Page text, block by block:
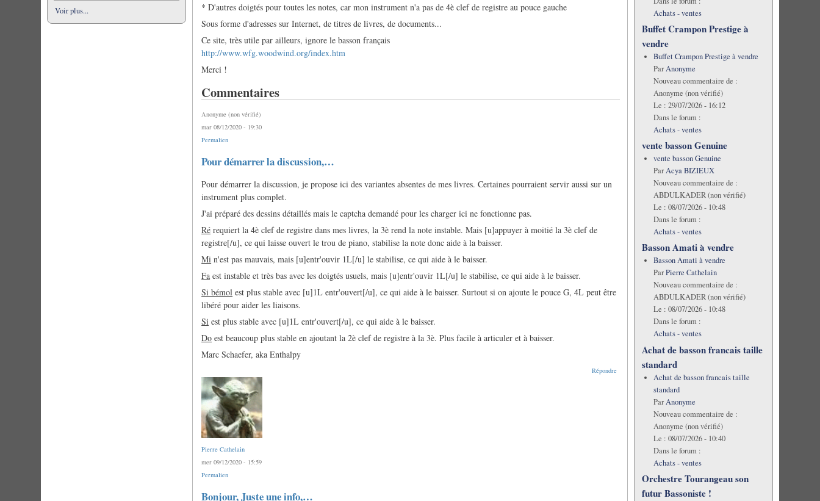
* D'autres doigtés pour toutes les notes, car mon instrument n'a pas de 4è clef de registre au pouce gauche
Sous forme d'adresses sur Internet, de titres de livres, de documents...
Ce site, très utile par ailleurs, ignore le basson français
http://www.wfg.woodwind.org/index.htm
Merci !
Commentaires
Anonyme (non vérifié)
mar 08/12/2020 - 19:30
Permalien
Pour démarrer la discussion,…
Pour démarrer la discussion, je propose ici des variantes absentes de mes livres. Certaines pourraient servir aussi sur un
instrument plus complet.
J'ai préparé des dessins détaillés mais le captcha demandé pour les charger ici ne fonctionne pas.
Ré requiert la 4è clef de registre dans mes livres, la 3è rend la note instable. Mais [u]appuyer à moitié la 3è clef de
registre[/u], ce qui laisse ouvert le trou de piano, stabilise la note donc aide à la baisser.
Mi n'est pas mauvais, mais [u]entr'ouvir 1L[/u] le stabilise, ce qui aide à le baisser.
Fa est instable et très bas avec les doigtés usuels, mais [u]entr'ouvir 1L[/u] le stabilise, ce qui aide à le baisser.
Si bémol est plus stable avec [u]1L entr'ouvert[/u], ce qui aide à le baisser. Surtout si on ajoute le pouce G, 4L peut être
libéré pour aider les liaisons.
Si est plus stable avec [u]1L entr'ouvert[/u], ce qui aide à le baisser.
Do est beaucoup plus stable en ajoutant la 2è clef de registre à la 3è. Plus facile à articuler et à baisser.
Marc Schaefer, aka Enthalpy
Répondre
Pierre Cathelain
mer 09/12/2020 - 15:59
Permalien
Bonjour, Juste une info,…
Voir plus...
Achats - ventes
Buffet Crampon Prestige à
vendre
Buffet Crampon Prestige à vendre
ParAnonyme
Nouveau commentaire de :
Anonyme (non vérifié)
Le : 29/07/2026 - 16:12
Dans le forum :
Achats - ventes
vente basson Genuine
vente basson Genuine
ParAcya BIZIEUX
Nouveau commentaire de :
ABDULKADER (non vérifié)
Le : 08/07/2026 - 10:48
Dans le forum :
Achats - ventes
Basson Amati à vendre
Basson Amati à vendre
ParPierre Cathelain
Nouveau commentaire de :
ABDULKADER (non vérifié)
Le : 08/07/2026 - 10:48
Dans le forum :
Achats - ventes
Achat de basson francais taille
standard
Achat de basson francais taille
standard
ParAnonyme
Nouveau commentaire de :
Anonyme (non vérifié)
Le : 08/07/2026 - 10:40
Dans le forum :
Achats - ventes
Orchestre Tourangeau son
futur Bassoniste !